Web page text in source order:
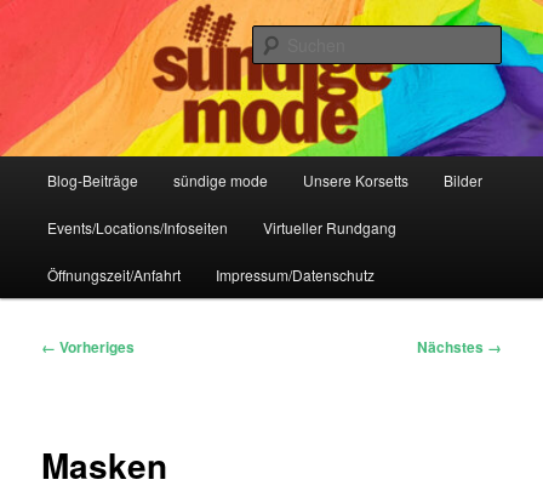
Sündige Mode Frankfurt
IHR Laden für Korsetts, Lifestyle-Mode, Club- und Dark-Wear seit 2004
Blog-Beiträge sündige mode Unsere Korsetts Bilder
Events/Locations/Infoseiten Virtueller Rundgang
Öffnungszeit/Anfahrt Impressum/Datenschutz
Bilder-
← Vorheriges Nächstes →
Masken